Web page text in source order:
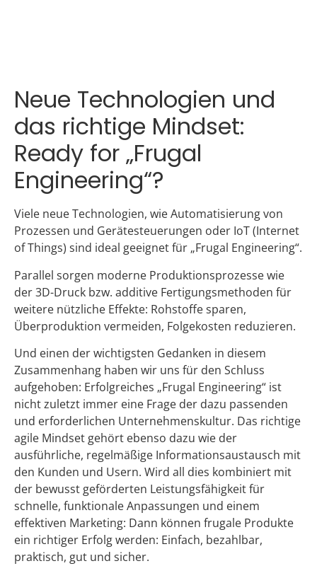
Neue Technologien und
das richtige Mindset:
Ready for „Frugal
Engineering“?
Viele neue Technologien, wie Automatisierung von
Prozessen und Gerätesteuerungen oder IoT (Internet
of Things) sind ideal geeignet für „Frugal Engineering“.
Parallel sorgen moderne Produktionsprozesse wie
der 3D-Druck bzw. additive Fertigungsmethoden für
weitere nützliche Effekte: Rohstoffe sparen,
Überproduktion vermeiden, Folgekosten reduzieren.
Und einen der wichtigsten Gedanken in diesem
Zusammenhang haben wir uns für den Schluss
aufgehoben: Erfolgreiches „Frugal Engineering“ ist
nicht zuletzt immer eine Frage der dazu passenden
und erforderlichen Unternehmenskultur. Das richtige
agile Mindset gehört ebenso dazu wie der
ausführliche, regelmäßige Informationsaustausch mit
den Kunden und Usern. Wird all dies kombiniert mit
der bewusst geförderten Leistungsfähigkeit für
schnelle, funktionale Anpassungen und einem
effektiven Marketing: Dann können frugale Produkte
ein richtiger Erfolg werden: Einfach, bezahlbar,
praktisch, gut und sicher.